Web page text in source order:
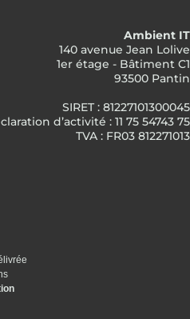
Ambient IT
140 avenue Jean Lolive
1er étage - Bâtiment C1
93500 Pantin
SIRET : 81227101300045
d’activité : 11 75 54743 75
TVA : FR03 812271013